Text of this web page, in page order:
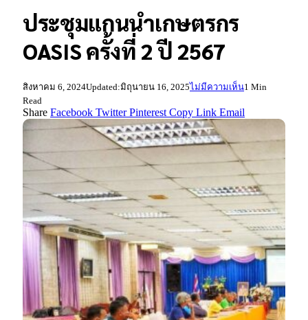
ประชุมแกนนำเกษตรกร
OASIS ครั้งที่ 2 ปี 2567
สิงหาคม 6, 2024Updated:มิถุนายน 16, 2025ไม่มีความเห็น1 Min
Read
Share Facebook Twitter Pinterest Copy Link Email